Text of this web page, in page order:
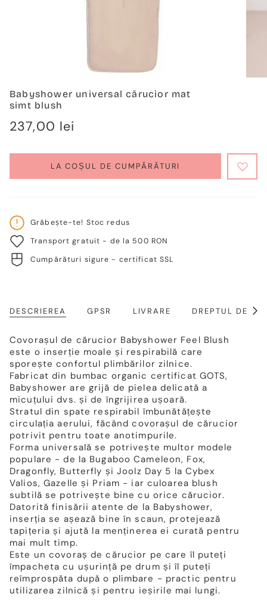
Babyshower universal cărucior mat
simt blush
Regulärer
237,00 lei
LA COȘUL DE CUMPĂRĂTURI
Grăbește-te! Stoc redus
Transport gratuit - de la 500 RON
Cumpărături sigure - certificat SSL
DESCRIEREA GPSR LIVRARE DREPTUL DE
Covorașul de cărucior Babyshower Feel Blush
este o inserție moale și respirabilă care
sporește confortul plimbărilor zilnice.
Fabricat din bumbac organic certificat GOTS,
Babyshower are grijă de pielea delicată a
micuțului dvs. și de îngrijirea ușoară.
Stratul din spate respirabil îmbunătățește
circulația aerului, făcând covorașul de cărucior
potrivit pentru toate anotimpurile.
Forma universală se potrivește multor modele
populare - de la Bugaboo Cameleon, Fox,
Dragonfly, Butterfly și Joolz Day 5 la Cybex
Valios, Gazelle și Priam - iar culoarea blush
subtilă se potrivește bine cu orice cărucior.
Datorită finisării atente de la Babyshower,
inserția se așează bine în scaun, protejează
tapițeria și ajută la menținerea ei curată pentru
mai mult timp.
Este un covoraș de cărucior pe care îl puteți
împacheta cu ușurință pe drum și îl puteți
reîmprospăta după o plimbare - practic pentru
utilizarea zilnică și pentru ieșirile mai lungi.